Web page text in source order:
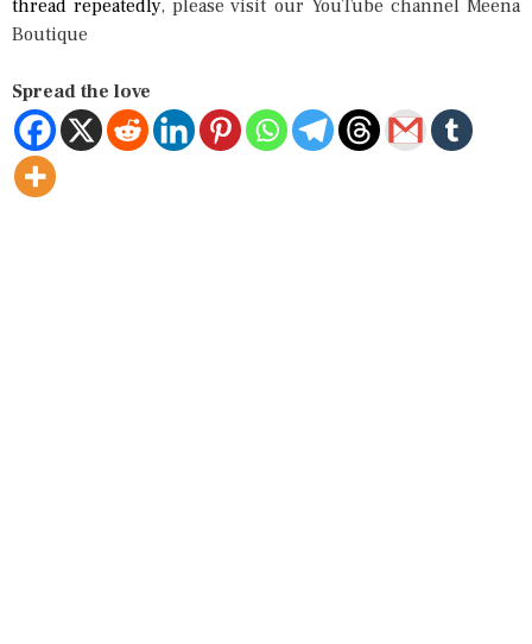
thread repeatedly, please visit our YouTube channel Meena
Boutique
Spread the love